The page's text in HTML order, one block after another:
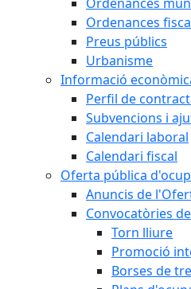
Ordenances
Preus públics
Urbanisme
Informació
Perfil de
Subvencions i
Calendari laboral
Calendari fiscal
Oferta pública
Anuncis de
Convocatòries
Torn lliure
Promoció
Borses de